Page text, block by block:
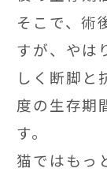
そこで、術
すが、やは
しく断脚と
度の生存期
す。
猫ではもっ